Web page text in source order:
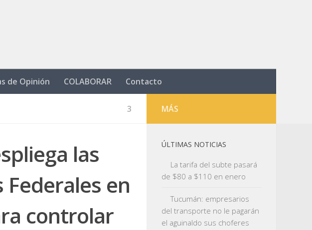
de Opinión COLABORAR Contacto
3
las
en
controlar
MÁS
ÚLTIMAS NOTICIAS
La tarifa del subte pasará
de $80 a $110 en enero
Tucumán: empresarios
del transporte no le pagarán
el aguinaldo sus choferes